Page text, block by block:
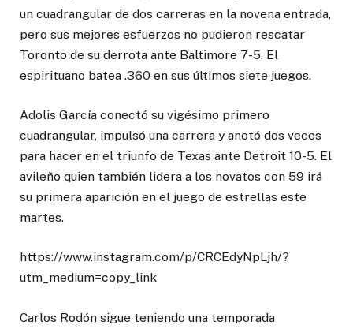
un cuadrangular de dos carreras en la novena entrada,
pero sus mejores esfuerzos no pudieron rescatar
Toronto de su derrota ante Baltimore 7-5. El
espirituano batea .360 en sus últimos siete juegos.
Adolis García conectó su vigésimo primero
cuadrangular, impulsó una carrera y anotó dos veces
para hacer en el triunfo de Texas ante Detroit 10-5. El
avileño quien también lidera a los novatos con 59 irá
su primera aparición en el juego de estrellas este
martes.
https://www.instagram.com/p/CRCEdyNpLjh/?
utm_medium=copy_link
Carlos Rodón sigue teniendo una temporada